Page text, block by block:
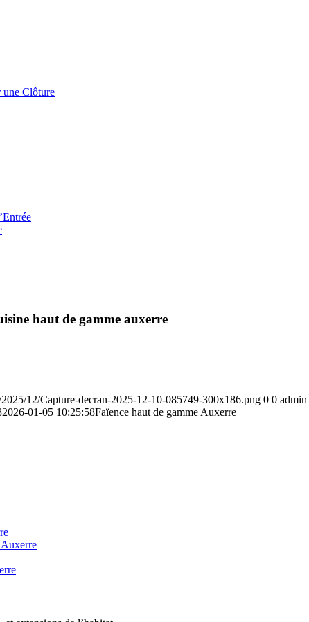
une Clôture
haut de gamme auxerre
12/Capture-decran-2025-12-10-085749-300x186.png 0 0 admin
2026-01-05 10:25:58Faïence haut de gamme Auxerre